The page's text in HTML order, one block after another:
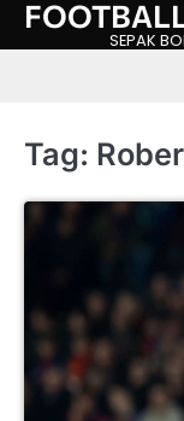
Skip
SEPAK
Tag: